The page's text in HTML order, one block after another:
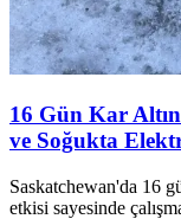
16 Gün Kar
ve Soğukta
Saskatchewan'da 16
etkisi sayesinde